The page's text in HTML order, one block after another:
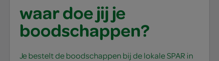
waar doe jij je
boodschappen?
Je bestelt de boodschappen bij de lokale SPAR in